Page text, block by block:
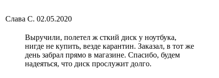
Слава С. 02.05.2020
Выручили, полетел ж сткий диск у ноутбука,
нигде не купить, везде карантин. Заказал, в тот же
день забрал прямо в магазине. Спасибо, будем
надеяться, что диск прослужит долго.